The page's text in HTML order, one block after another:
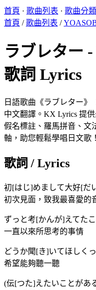
首頁 · 歌曲列表 · 歌曲分類
首頁 /歌曲列表 /
ラブレター
歌詞 Lyrics
日語歌曲《ラブレター
中文翻譯。KX Lyrics 提
假名標註、羅馬拼音、文
軸，助您輕鬆學唱日文歌！
歌詞 / Lyrics
初[はじ]めまして大好[だ
初次見面，致我最喜愛的
ずっと考[かんが]えてた
一直以來所思考的事情
どうか聞[き]いてほしく
希望能夠聽一聽
(伝[つた]えたいことがあ